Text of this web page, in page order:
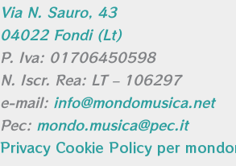
Via N. Sauro, 43
04022 Fondi (Lt)
P. Iva: 01706450598
N. Iscr. Rea: LT – 106297
e-mail: info@mondomusica.net
Pec: mondo.musica@pec.it
Privacy Cookie Policy per